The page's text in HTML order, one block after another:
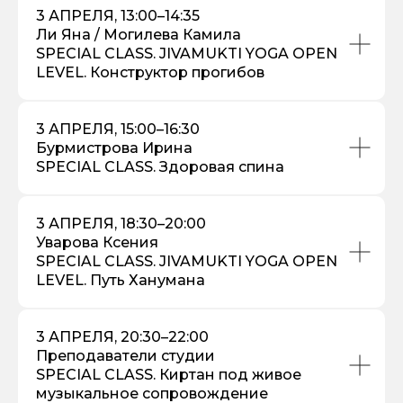
3 АПРЕЛЯ, 13:00–14:35
Ли Яна / Могилева Камила
SPECIAL CLASS. JIVAMUKTI YOGA OPEN
LEVEL. Конструктор прогибов
3 АПРЕЛЯ, 15:00–16:30
Бурмистрова Ирина
SPECIAL CLASS. Здоровая спина
3 АПРЕЛЯ, 18:30–20:00
Уварова Ксения
SPECIAL CLASS. JIVAMUKTI YOGA OPEN
LEVEL. Путь Ханумана
3 АПРЕЛЯ, 20:30–22:00
Преподаватели студии
SPECIAL CLASS. Киртан под живое
музыкальное сопровождение